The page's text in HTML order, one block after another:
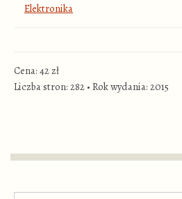
Elektronika
Cena: 42 zł
Liczba stron: 282 • Rok wydania: 2015